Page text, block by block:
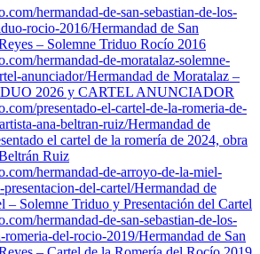
hermandad-de-san-sebastian-de-los-
rocio-2016/Hermandad de San
– Solemne Triduo Rocío 2016
hermandad-de-moratalaz-solemne-
anunciador/Hermandad de Moratalaz –
2026 y CARTEL ANUNCIADOR
presentado-el-cartel-de-la-romeria-de-
ana-beltran-ruiz/Hermandad de
el cartel de la romería de 2024, obra
Ruiz
hermandad-de-arroyo-de-la-miel-
del-cartel/Hermandad de
– Solemne Triduo y Presentación del Cartel
hermandad-de-san-sebastian-de-los-
romeria-del-rocio-2019/Hermandad de San